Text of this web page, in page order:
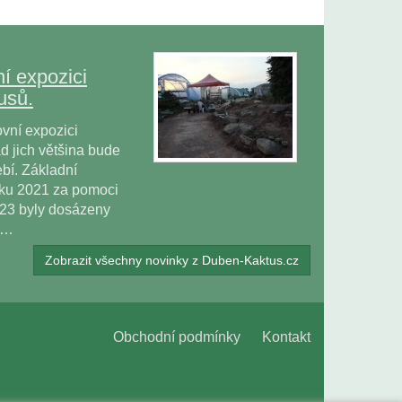
expozici
expozici
jich většina bude
Základní
2021 za pomoci
byly dosázeny
Zobrazit všechny novinky z Duben-Kaktus.cz
Obchodní podmínky Kontakt